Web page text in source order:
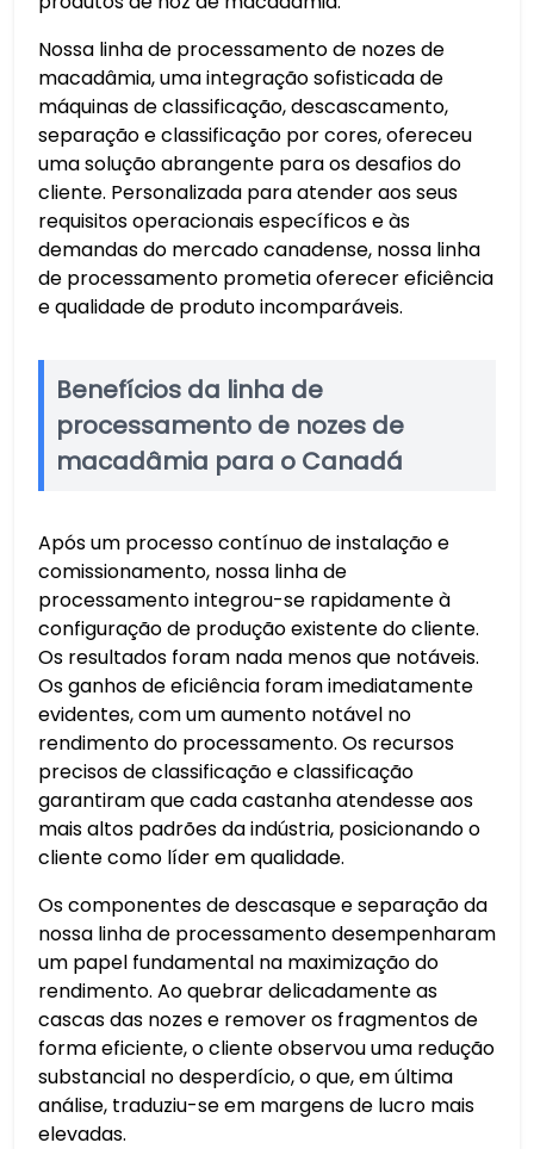
Nossa linha de processamento de nozes de
macadâmia, uma integração sofisticada de
máquinas de classificação, descascamento,
separação e classificação por cores, ofereceu
uma solução abrangente para os desafios do
cliente. Personalizada para atender aos seus
requisitos operacionais específicos e às
demandas do mercado canadense, nossa linha
de processamento prometia oferecer eficiência
e qualidade de produto incomparáveis.
Benefícios da linha de
processamento de nozes de
macadâmia para o Canadá
Após um processo contínuo de instalação e
comissionamento, nossa linha de
processamento integrou-se rapidamente à
configuração de produção existente do cliente.
Os resultados foram nada menos que notáveis.
Os ganhos de eficiência foram imediatamente
evidentes, com um aumento notável no
rendimento do processamento. Os recursos
precisos de classificação e classificação
garantiram que cada castanha atendesse aos
mais altos padrões da indústria, posicionando o
cliente como líder em qualidade.
Os componentes de descasque e separação da
nossa linha de processamento desempenharam
um papel fundamental na maximização do
rendimento. Ao quebrar delicadamente as
cascas das nozes e remover os fragmentos de
forma eficiente, o cliente observou uma redução
substancial no desperdício, o que, em última
análise, traduziu-se em margens de lucro mais
elevadas.